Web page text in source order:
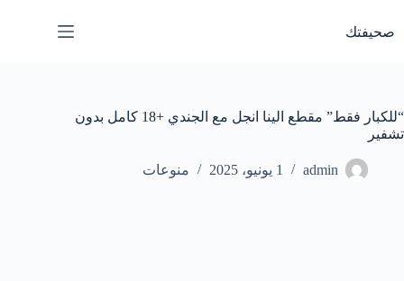
المحتوى
صحيفتك
“للكبار فقط” مقطع الينا انجل مع الجندي +18 كامل بدون
تشفير
admin 1 يونيو، 2025 منوعات